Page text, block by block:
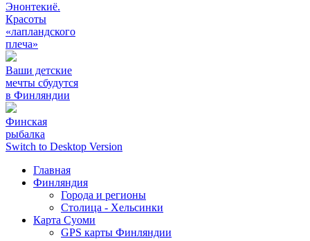
Энонтекиё.
Красоты
«лапландского
плеча»
Ваши детские
мечты сбудутся
в Финляндии
Финская
рыбалка
Switch to Desktop Version
Главная
Финляндия
Города и регионы
Столица - Хельсинки
Карта Суоми
GPS карты Финляндии